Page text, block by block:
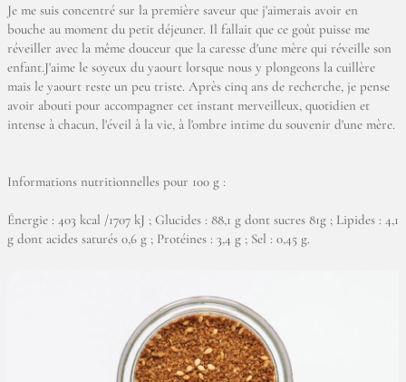
Je me suis concentré sur la première saveur que j'aimerais avoir en
bouche au moment du petit déjeuner. Il fallait que ce goût puisse me
réveiller avec la même douceur que la caresse d'une mère qui réveille son
enfant.J'aime le soyeux du yaourt lorsque nous y plongeons la cuillère
mais le yaourt reste un peu triste. Après cinq ans de recherche, je pense
avoir abouti pour accompagner cet instant merveilleux, quotidien et
intense à chacun, l'éveil à la vie, à l'ombre intime du souvenir d'une mère.
Informations nutritionnelles pour 100 g :
Énergie : 403 kcal /1707 kJ ; Glucides : 88,1 g dont sucres 81g ; Lipides : 4,1
g dont acides saturés 0,6 g ; Protéines : 3,4 g ; Sel : 0,45 g.